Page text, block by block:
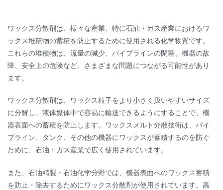
ワックス分散剤は、様々な産業、特に石油・ガス産業におけるワ
ックス堆積物の蓄積を防止するために使用される化学物質です。
これらの堆積物は、流量の減少、パイプラインの閉塞、機器の故
障、安全上の危険など、さまざまな問題につながる可能性があり
ます。
ワックス分散剤は、ワックス粒子をより小さく扱いやすいサイズ
に分解し、液体媒体中で容易に輸送できるようにすることで、機
器表面への蓄積を防止します。ワックスメルト分散技術は、パイ
プライン、タンク、その他の機器にワックスが蓄積するのを防ぐ
ために、石油・ガス産業で広く使用されています。
また、石油精製・石油化学分野では、機器表面へのワックス蓄積
を防止・除去するためにワックス分散剤が使用されています。高